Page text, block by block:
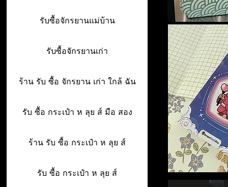
รับซื้อจักรยานแม่บ้าน
รับซื้อจักรยานเก่า
ร้าน รับ ซื้อ จักรยาน เก่า ใกล้ ฉัน
รับ ซื้อ กระเป๋า ห ลุย ส์ มือ สอง
ร้าน รับ ซื้อ กระเป๋า ห ลุย ส์
รับ ซื้อ กระเป๋า ห ลุย ส์